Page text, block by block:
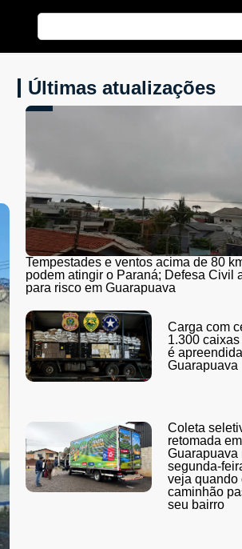
Últimas atualizações
Tempestades e ventos acima de 80
podem atingir o Paraná; Defesa Civil
para risco em Guarapuava
Carga com
1.300
é
Guarapuava
Coleta
retomada em
Guarapuava
segunda-
veja quando
caminhão
seu bairro